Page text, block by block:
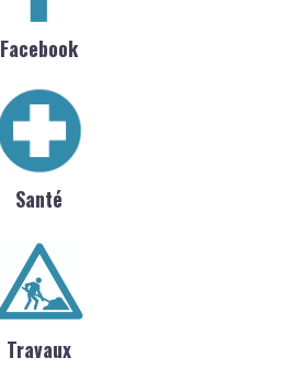
Facebook
Santé
Travaux